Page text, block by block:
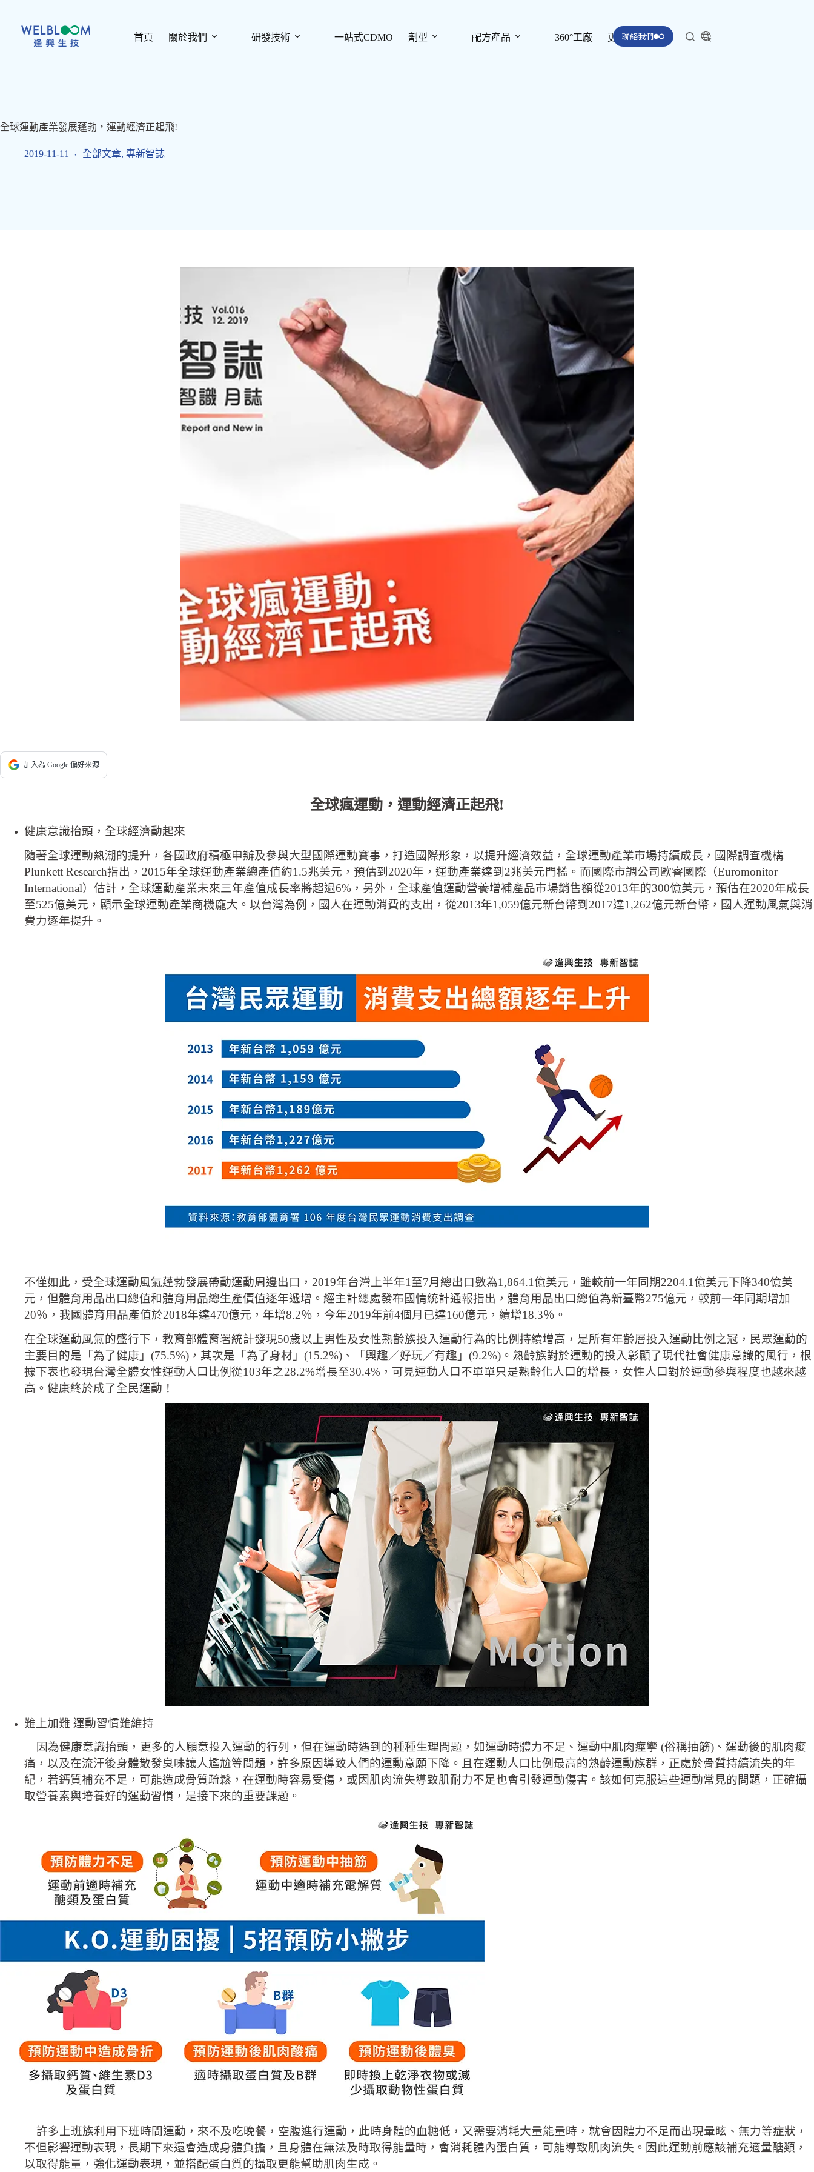
首頁 關於我們 研發技術 一站式CDMO 劑型 配方產品 360°工廠 更多聯絡我們
全球運動產業發展蓬勃，運動經濟正起飛!
2019-11-11 全部文章, 專新智誌
加入為 Google 偏好來源
全球瘋運動，運動經濟正起飛!
健康意識抬頭，全球經濟動起來
隨著全球運動熱潮的提升，各國政府積極申辦及參與大型國際運動賽事，打造國際形象，以提升經濟效益，全球運動產業市場持續成長，國際調查機構
Plunkett Research指出，2015年全球運動產業總產值約1.5兆美元，預估到2020年，運動產業達到2兆美元門檻。而國際市調公司歐睿國際（Euromonitor
International）估計，全球運動產業未來三年產值成長率將超過6%，另外，全球產值運動營養增補產品市場銷售額從2013年的300億美元，預估在2020年成長
至525億美元，顯示全球運動產業商機龐大。以台灣為例，國人在運動消費的支出，從2013年1,059億元新台幣到2017達1,262億元新台幣，國人運動風氣與消
費力逐年提升。
不僅如此，受全球運動風氣蓬勃發展帶動運動周邊出口，2019年台灣上半年1至7月總出口數為1,864.1億美元，雖較前一年同期2204.1億美元下降340億美
元，但體育用品出口總值和體育用品總生產價值逐年遞增。經主計總處發布國情統計通報指出，體育用品出口總值為新臺幣275億元，較前一年同期增加
20％，我國體育用品產值於2018年達470億元，年增8.2％，今年2019年前4個月已達160億元，續增18.3％。
在全球運動風氣的盛行下，教育部體育署統計發現50歲以上男性及女性熟齡族投入運動行為的比例持續增高，是所有年齡層投入運動比例之冠，民眾運動的
主要目的是「為了健康」(75.5%)，其次是「為了身材」(15.2%)、「興趣／好玩／有趣」(9.2%)。熟齡族對於運動的投入彰顯了現代社會健康意識的風行，根
據下表也發現台灣全體女性運動人口比例從103年之28.2%增長至30.4%，可見運動人口不單單只是熟齡化人口的增長，女性人口對於運動參與程度也越來越
高。健康終於成了全民運動！
難上加難 運動習慣難維持
因為健康意識抬頭，更多的人願意投入運動的行列，但在運動時遇到的種種生理問題，如運動時體力不足、運動中肌肉痙攣 (俗稱抽筋)、運動後的肌肉痠
痛，以及在流汗後身體散發臭味讓人尷尬等問題，許多原因導致人們的運動意願下降。且在運動人口比例最高的熟齡運動族群，正處於骨質持續流失的年
紀，若鈣質補充不足，可能造成骨質疏鬆，在運動時容易受傷，或因肌肉流失導致肌耐力不足也會引發運動傷害。該如何克服這些運動常見的問題，正確攝
取營養素與培養好的運動習慣，是接下來的重要課題。
許多上班族利用下班時間運動，來不及吃晚餐，空腹進行運動，此時身體的血糖低，又需要消耗大量能量時，就會因體力不足而出現暈眩、無力等症狀，
不但影響運動表現，長期下來還會造成身體負擔，且身體在無法及時取得能量時，會消耗體內蛋白質，可能導致肌肉流失。因此運動前應該補充適量醣類，
以取得能量，強化運動表現，並搭配蛋白質的攝取更能幫助肌肉生成。